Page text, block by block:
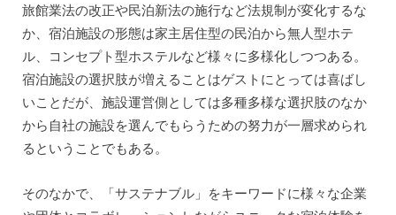
旅館業法の改正や民泊新法の施行など法規制が変化するな
か、宿泊施設の形態は家主居住型の民泊から無人型ホテ
ル、コンセプト型ホステルなど様々に多様化しつつある。
宿泊施設の選択肢が増えることはゲストにとっては喜ばし
いことだが、施設運営側としては多種多様な選択肢のなか
から自社の施設を選んでもらうための努力が一層求められ
るということでもある。
そのなかで、「サステナブル」をキーワードに様々な企業